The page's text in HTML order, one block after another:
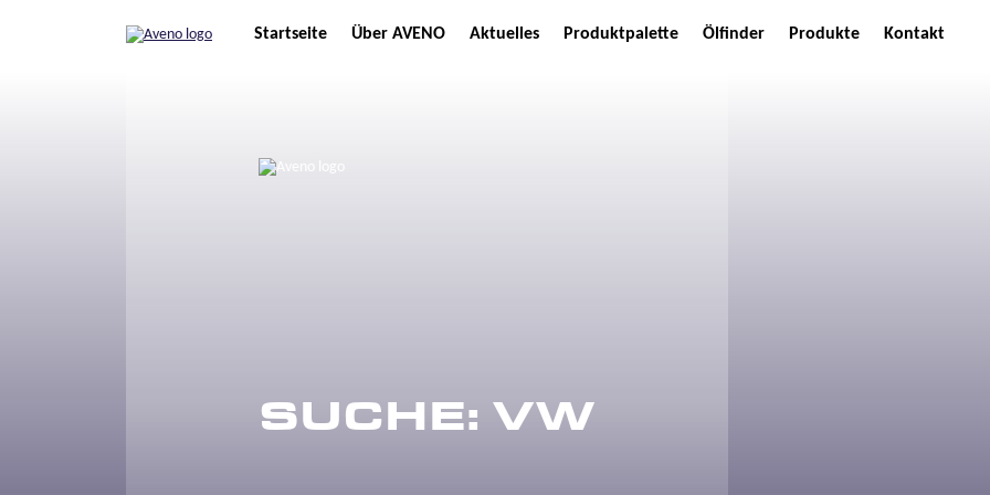
Startseite Über AVENO Aktuelles Produktpalette Ölfinder Produkte Kontakt
SUCHE: VW